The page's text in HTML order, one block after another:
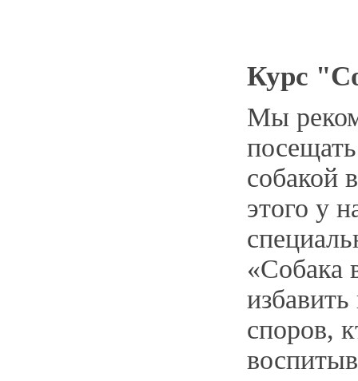
Курс
Мы
собакой
этого у
«Собака
споров,